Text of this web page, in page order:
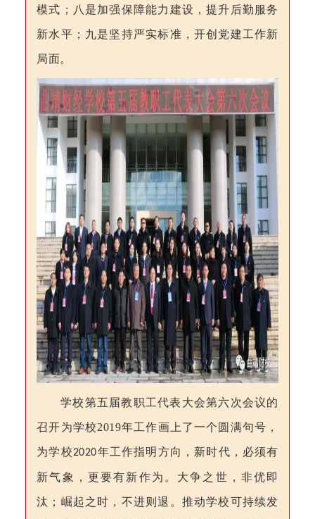
模式；八是加强保障能力建设，提升后勤服务
新水平 ；九是坚持严实标准，开创党建工作新
局面。
学校第五届教职工代表大会第六次会议的
召开为学校2019年工作画上了一个圆满句号，
为学校2020年工作指明方向， 新时代，必须有
新气象，更要有新作为。大争之世，非优即
汰；崛起之时，不进则退。推动学校可持续发